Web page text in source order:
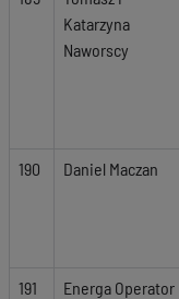
Katarzyna
Naworscy
190 Daniel Maczan
191
Energa Operator